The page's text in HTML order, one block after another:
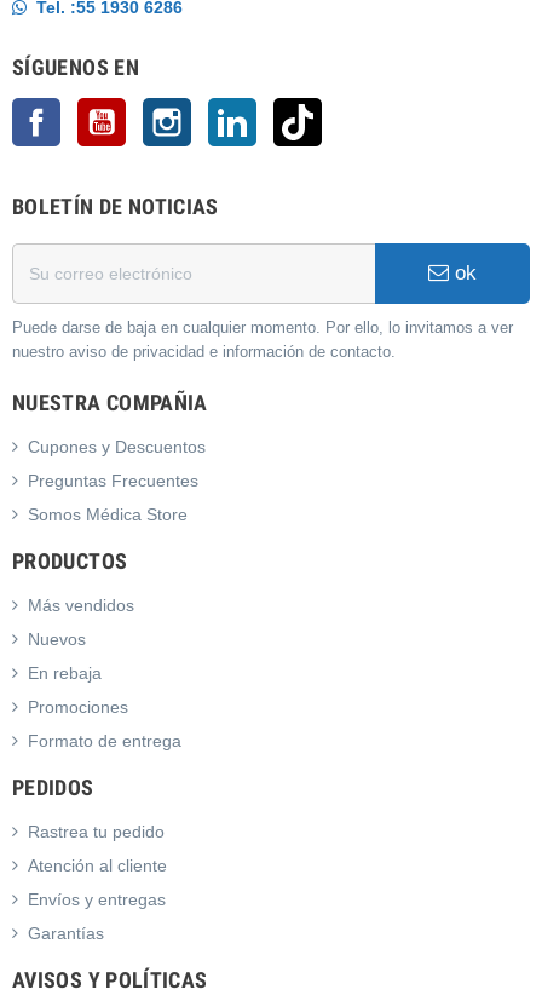
Tel. :55 1930 6286
SÍGUENOS EN
Facebook YouTube Instagram LinkedIn
BOLETÍN DE NOTICIAS
ok
Puede darse de baja en cualquier momento. Por ello, lo invitamos a ver
nuestro aviso de privacidad e información de contacto.
NUESTRA COMPAÑIA
Cupones y Descuentos
Preguntas Frecuentes
Somos Médica Store
PRODUCTOS
Más vendidos
Nuevos
En rebaja
Promociones
Formato de entrega
PEDIDOS
Rastrea tu pedido
Atención al cliente
Envíos y entregas
Garantías
AVISOS Y POLÍTICAS